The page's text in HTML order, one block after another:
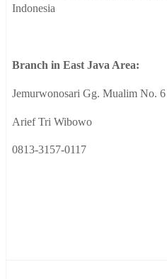
Indonesia
Branch in East Java Area:
Jemurwonosari Gg. Mualim No.
Arief Tri Wibowo
0813-3157-0117